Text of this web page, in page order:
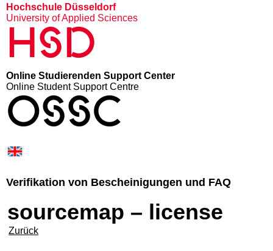
Hochschule Düsseldorf
University of Applied Sciences
HSD
Online Studierenden Support Center
Online Student Support Centre
OSSC
Verifikation von Bescheinigungen und FAQ
sourcemap – license
Zurück